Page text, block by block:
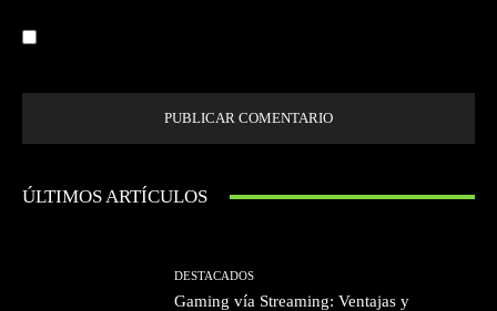
ÚLTIMOS ARTÍCULOS
DESTACADOS
Gaming vía Streaming: Ventajas y